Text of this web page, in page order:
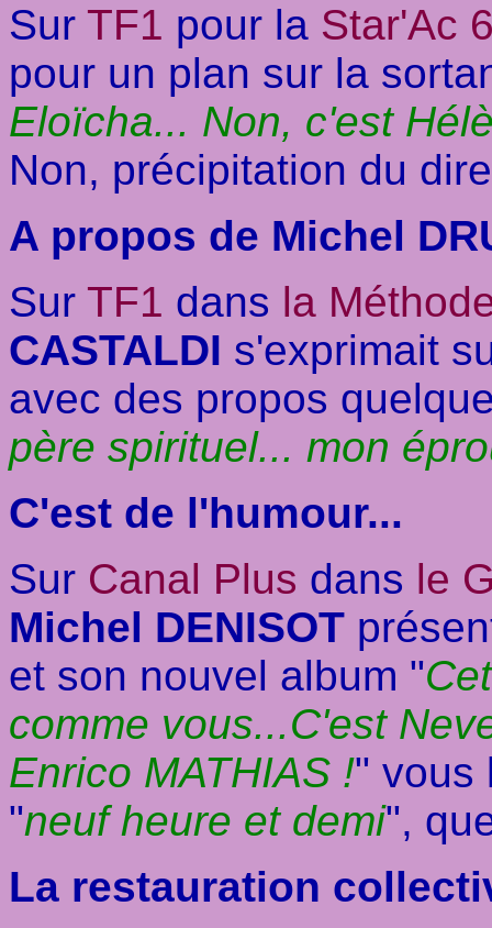
Sur TF1 pour la Star'Ac
pour un plan sur la
Eloïcha... Non, c'est
Non, précipitation du
A propos de Michel
Sur TF1 dans la
CASTALDI s'exprimait
avec des propos
père spirituel... mon
C'est de l'humour...
Sur Canal Plus dans le
Michel DENISOT
et son nouvel album "
comme vous...C'est
Enrico MATHIAS !" vous
"neuf heure et demi",
La restauration